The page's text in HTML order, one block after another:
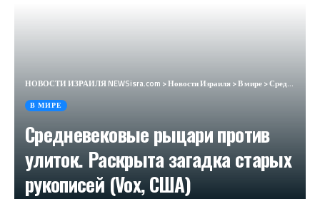
НОВОСТИ ИЗРАИЛЯ NEWSisra.com >Новости Израиля>В мире>Средневековые рыцари против улиток. Раскрыта загадка старых рукописей (Vox, США)
В МИРЕ
Средневековые рыцари против
улиток. Раскрыта загадка старых
рукописей (Vox, США)